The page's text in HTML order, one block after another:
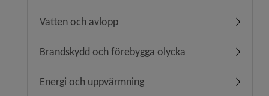
Vatten och avlopp
Brandskydd och förebygga olycka
Energi och uppvärmning